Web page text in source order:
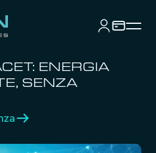
ENERGIA
SENZA